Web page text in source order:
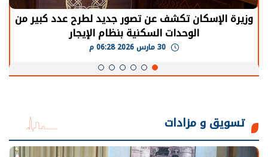
وزيرة الإسكان تكشف عن تصور جديد لطرح عدد كبير من
الوحدات السكنية بنظام الإيجار
تسويق و مزادات